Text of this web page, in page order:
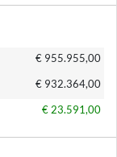
€ 955.955,00
€ 932.364,00
€ 23.591,00